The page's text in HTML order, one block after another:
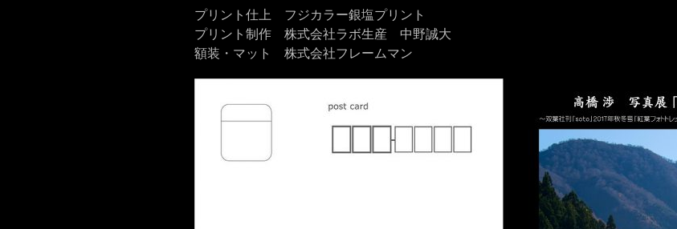
プリント仕上 フジカラー銀塩プリント
プリント制作 株式会社ラボ生産 中野誠大
額装・マット 株式会社フレームマン